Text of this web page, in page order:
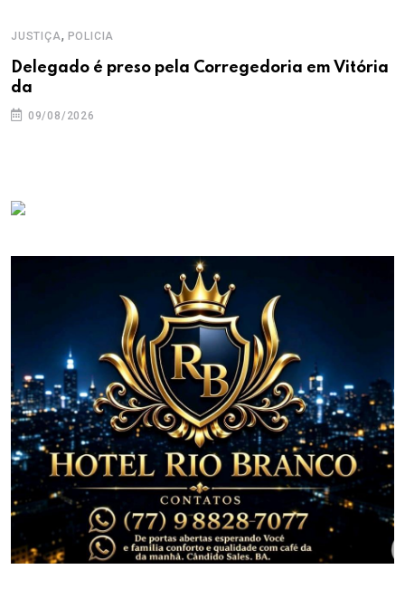
JUSTIÇA, POLICIA
Delegado é preso pela Corregedoria em Vitória
da
09/08/2026